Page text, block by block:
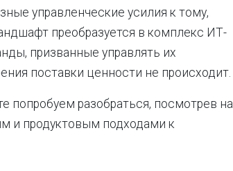
управленческие усилия к тому,
преобразуется в комплекс ИТ-
призванные управлять их
поставки ценности не происходит.
попробуем разобраться, посмотрев на
и продуктовым подходами к